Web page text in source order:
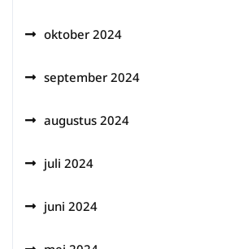
oktober 2024
september 2024
augustus 2024
juli 2024
juni 2024